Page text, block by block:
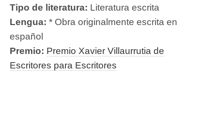
Tipo de literatura: Literatura escrita
Lengua: * Obra originalmente escrita en
español
Premio: Premio Xavier Villaurrutia de
Escritores para Escritores